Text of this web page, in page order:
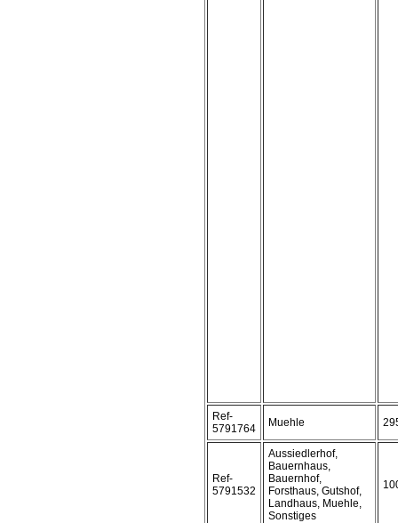
Ref-
5791764
Muehle
Ref-
5791532
Aussiedlerhof,
Bauernhaus,
Bauernhof,
Forsthaus, Gutshof,
Landhaus, Muehle,
Sonstiges